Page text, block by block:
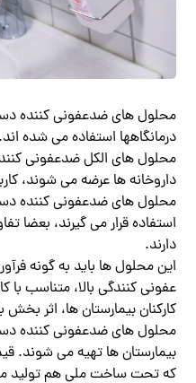
محلول های ضدعفونی کننده
درمانگاهها استفاده می شده
محلول های الکل ضدعفونی
داروخانه ها عرضه می شوند،
محلول های ضدعفونی کننده
استفاده قرار می گیرند، بعضا
دارند.
این محلول ها باید به گونه
عفونی کنندگی بالا، متناسب با
کارکنان بیمارستان ها، اثر بخش
محلول های ضدعفونی کننده
بیمارستان ها تهیه می شوند.